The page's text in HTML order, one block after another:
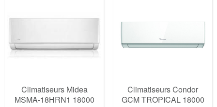
Climatiseurs Midea
MSMA-18HRN1 18000
Climatiseurs Condor
GCM TROPICAL 18000